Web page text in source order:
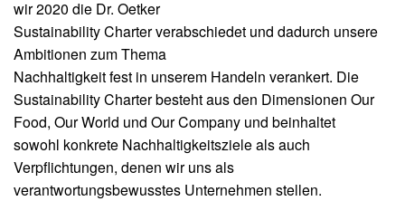
wir 2020 die Dr. Oetker
Sustainability Charter verabschiedet und dadurch unsere
Ambitionen zum Thema
Nachhaltigkeit fest in unserem Handeln verankert. Die
Sustainability Charter besteht aus den Dimensionen Our
Food, Our World und Our Company und beinhaltet
sowohl konkrete Nachhaltigkeitsziele als auch
Verpflichtungen, denen wir uns als
verantwortungsbewusstes Unternehmen stellen.